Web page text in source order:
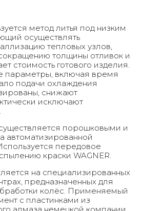
метод литья под низким
осуществлять
тепловых узлов,
толщины отливок и
стоимость готового изделия.
параметры, включая время
подачи охлаждения
снижают
исключают
порошковыми и
автоматизированной
передовое
краски WAGNER.
на специализированных
предназначенных для
колёс. Применяемый
с пластинками из